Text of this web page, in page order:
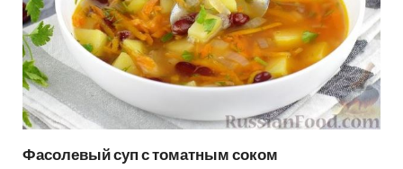
Фасолевый суп с томатным соком